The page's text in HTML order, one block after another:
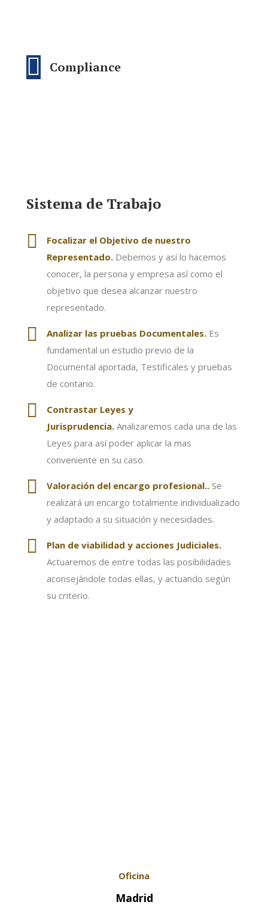
Compliance
Sistema de Trabajo
Focalizar el Objetivo de nuestro
Representado. Debemos y así lo hacemos
conocer, la persona y empresa así como el
objetivo que desea alcanzar nuestro
representado.
Analizar las pruebas Documentales. Es
fundamental un estudio previo de la
Documental aportada, Testificales y pruebas
de contario.
Contrastar Leyes y
Jurisprudencia. Analizaremos cada una de las
Leyes para así poder aplicar la mas
conveniente en su caso.
Valoración del encargo profesional.. Se
realizará un encargo totalmente individualizado
y adaptado a su situación y necesidades.
Plan de viabilidad y acciones Judiciales.
Actuaremos de entre todas las posibilidades
aconsejándole todas ellas, y actuando según
su criterio.
Oficina
Madrid